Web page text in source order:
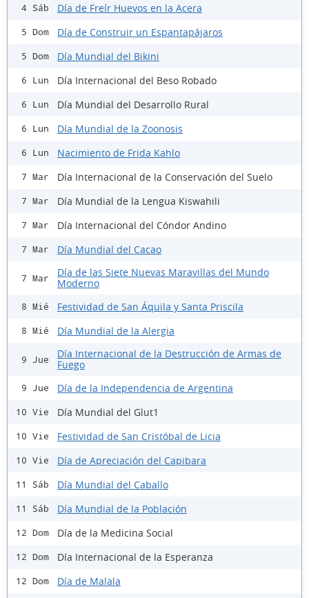
4 Sáb Día de Freír Huevos en la Acera
5 Dom Día de Construir un Espantapájaros
5 Dom Día Mundial del Bikini
6 Lun Día Internacional del Beso Robado
6 Lun Día Mundial del Desarrollo Rural
6 Lun Día Mundial de la Zoonosis
6 Lun Nacimiento de Frida Kahlo
7 Mar Día Internacional de la Conservación del Suelo
7 Mar Día Mundial de la Lengua Kiswahili
7 Mar Día Internacional del Cóndor Andino
7 Mar Día Mundial del Cacao
7 Mar
Día de las Siete Nuevas Maravillas del Mundo
Moderno
8 Mié Festividad de San Áquila y Santa Priscila
8 Mié Día Mundial de la Alergia
9 Jue
Día Internacional de la Destrucción de Armas de
Fuego
9 Jue Día de la Independencia de Argentina
10 Vie Día Mundial del Glut1
10 Vie Festividad de San Cristóbal de Licia
10 Vie Día de Apreciación del Capibara
11 Sáb Día Mundial del Caballo
11 Sáb Día Mundial de la Población
12 Dom Día de la Medicina Social
12 Dom Día Internacional de la Esperanza
12 Dom Día de Malala